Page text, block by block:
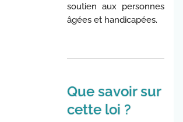
soutien aux personnes
âgées et handicapées.
Que savoir sur
cette loi ?